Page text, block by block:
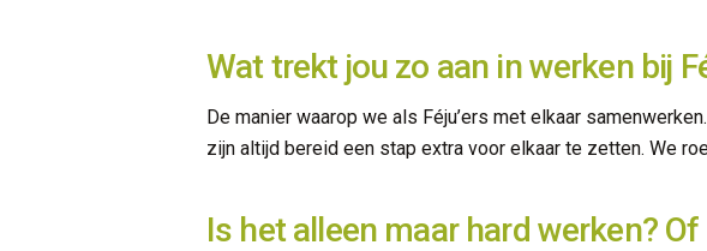
Wat trekt jou zo aan in werken bij
De manier waarop we als Féju’ers met elkaar
zijn altijd bereid een stap extra voor elkaar te zetten. We
Is het alleen maar hard werken?